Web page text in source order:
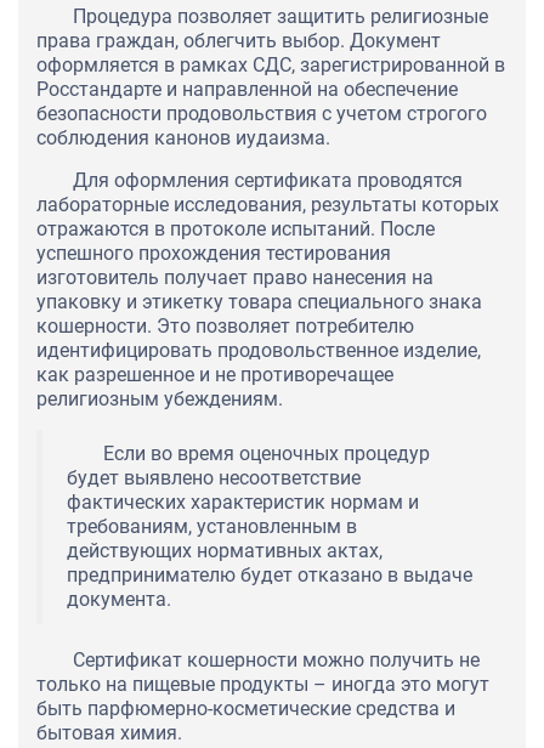
Процедура позволяет защитить религиозные
права граждан, облегчить выбор. Документ
оформляется в рамках СДС, зарегистрированной в
Росстандарте и направленной на обеспечение
безопасности продовольствия с учетом строгого
соблюдения канонов иудаизма.
Для оформления сертификата проводятся
лабораторные исследования, результаты которых
отражаются в протоколе испытаний. После
успешного прохождения тестирования
изготовитель получает право нанесения на
упаковку и этикетку товара специального знака
кошерности. Это позволяет потребителю
идентифицировать продовольственное изделие,
как разрешенное и не противоречащее
религиозным убеждениям.
Если во время оценочных процедур
будет выявлено несоответствие
фактических характеристик нормам и
требованиям, установленным в
действующих нормативных актах,
предпринимателю будет отказано в выдаче
документа.
Сертификат кошерности можно получить не
только на пищевые продукты – иногда это могут
быть парфюмерно-косметические средства и
бытовая химия.